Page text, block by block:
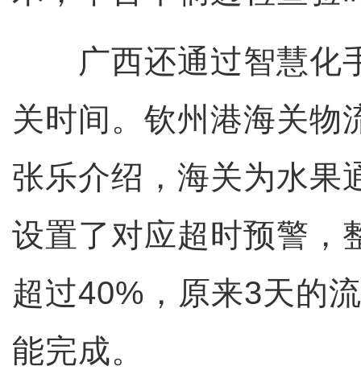
广西还通过智慧化
关时间。钦州港海关物
张乐介绍，海关为水果
设置了对应超时预警，
超过40%，原来3天的
能完成。